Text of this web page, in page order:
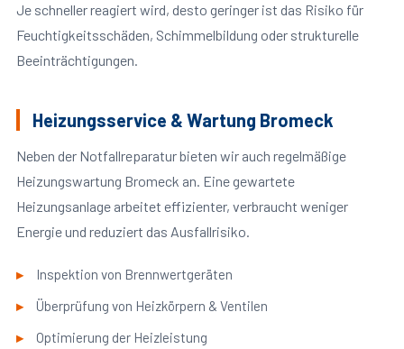
Je schneller reagiert wird, desto geringer ist das Risiko für
Feuchtigkeitsschäden, Schimmelbildung oder strukturelle
Beeinträchtigungen.
Heizungsservice & Wartung Bromeck
Neben der Notfallreparatur bieten wir auch regelmäßige
Heizungswartung Bromeck an. Eine gewartete
Heizungsanlage arbeitet effizienter, verbraucht weniger
Energie und reduziert das Ausfallrisiko.
Inspektion von Brennwertgeräten
Überprüfung von Heizkörpern & Ventilen
Optimierung der Heizleistung